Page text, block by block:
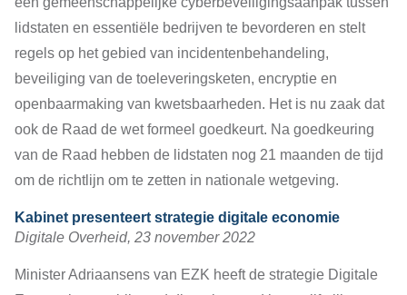
lidstaten en essentiële bedrijven te bevorderen en stelt
regels op het gebied van incidentenbehandeling,
beveiliging van de toeleveringsketen, encryptie en
openbaarmaking van kwetsbaarheden. Het is nu zaak dat
ook de Raad de wet formeel goedkeurt. Na goedkeuring
van de Raad hebben de lidstaten nog 21 maanden de tijd
om de richtlijn om te zetten in nationale wetgeving.
Kabinet presenteert strategie digitale economie
Digitale Overheid, 23 november 2022
Minister Adriaansens van EZK heeft de strategie Digitale